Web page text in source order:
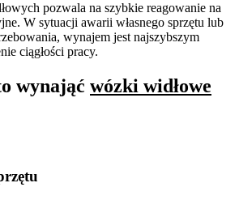
pozwala na szybkie reagowanie na
W sytuacji awarii własnego sprzętu lub
wynajem jest najszybszym
ciągłości pracy.
wynająć wózki widłowe